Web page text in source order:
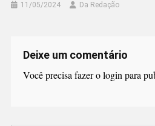
11/05/2024 Da Redação
Deixe um comentário
Você precisa fazer ologin para